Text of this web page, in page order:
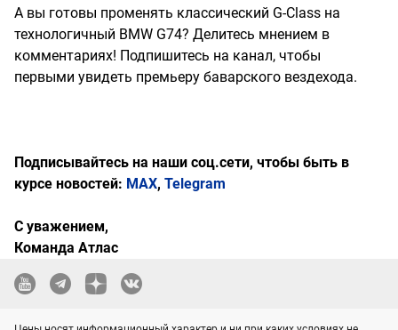
А вы готовы променять классический G‑Class на
технологичный BMW G74? Делитесь мнением в
комментариях! Подпишитесь на канал, чтобы
первыми увидеть премьеру баварского вездехода.
Подписывайтесь на наши соц.сети, чтобы быть в
курсе новостей: MAX, Telegram
С уважением,
Команда Атлас